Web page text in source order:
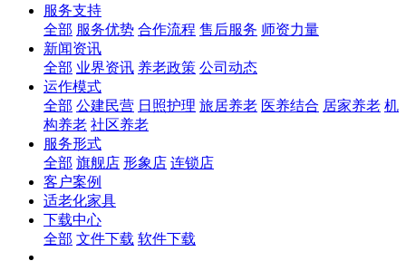
服务支持
全部 服务优势 合作流程 售后服务 师资力量
新闻资讯
全部 业界资讯 养老政策 公司动态
运作模式
全部 公建民营 日照护理 旅居养老 医养结合 居家养老 机
构养老 社区养老
服务形式
全部 旗舰店 形象店 连锁店
客户案例
适老化家具
下载中心
全部 文件下载 软件下载